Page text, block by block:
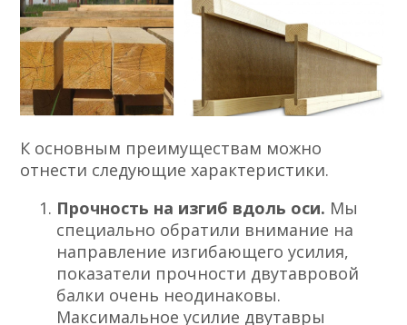
К основным преимуществам можно
отнести следующие характеристики.
Прочность на изгиб вдоль оси. Мы
специально обратили внимание на
направление изгибающего усилия,
показатели прочности двутавровой
балки очень неодинаковы.
Максимальное усилие двутавры